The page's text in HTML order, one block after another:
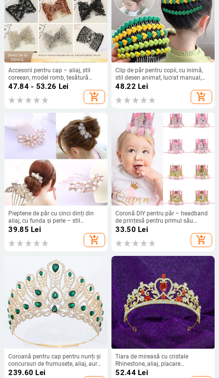
Accesorii pentru cap – aliaj, stil
coreean, model romb, țesătură
împletită, electroplacare
47.84 - 53.26 Lei
add_shopping_cart
Clip de păr pentru copii, cu inimă,
stil desen animat, lucrat manual,
din plastic/rășină, personalizabil.
48.22 Lei
add_shopping_cart
Pieptene de păr cu cinci dinți din
aliaj, cu funda și perle – stil
coreean, accesoriu de nuntă
39.85 Lei
add_shopping_cart
Coronă DIY pentru păr – headband
de prințesă pentru primul său
aniversar, decor tematic pentru păr,
din PU și fetru, pentru fete, pentru
Anul Nou
33.50 Lei
add_shopping_cart
Coroană pentru cap pentru nunți și
concursuri de frumusețe, aliaj, aur
electroplacat, stil feminin, prelucrare
239.60 Lei
Tiara de mireasă cu cristale
Rhinestone, aliaj, placare
electrolitică, formă de coroană, stil
52.44Lei